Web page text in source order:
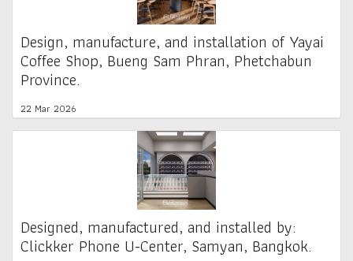
Design, manufacture, and installation of Yayai
Coffee Shop, Bueng Sam Phran, Phetchabun
Province.
22 Mar 2026
Designed, manufactured, and installed by:
Clickker Phone U-Center, Samyan, Bangkok.